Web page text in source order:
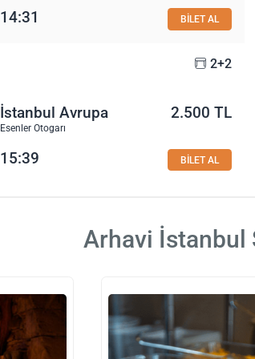
14:31 BİLET AL
2+2
İstanbul Avrupa
Esenler Otogarı
2.500 TL
15:39 BİLET AL
Arhavi İstanbul